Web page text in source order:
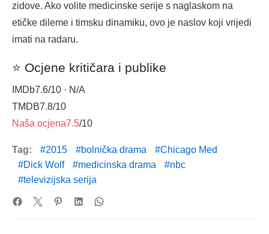
zidove. Ako volite medicinske serije s naglaskom na
etičke dileme i timsku dinamiku, ovo je naslov koji vrijedi
imati na radaru.
⭐ Ocjene kritičara i publike
IMDb7.6/10 · N/A
TMDB7.8/10
Naša ocjena7.5/10
Tag: 2015 bolnička drama
Chicago Med
Dick Wolf
medicinska drama
nbc
televizijska serija